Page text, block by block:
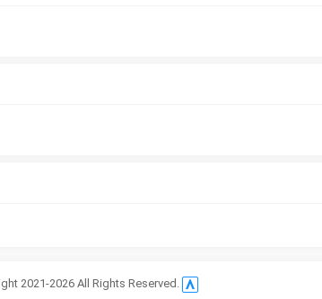
2021-2026 All Rights Reserved.